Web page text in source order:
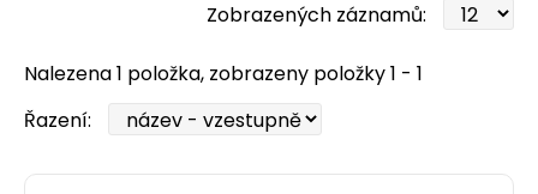
Zobrazených záznamů:
Nalezena 1 položka, zobrazeny položky 1 - 1
Řazení: